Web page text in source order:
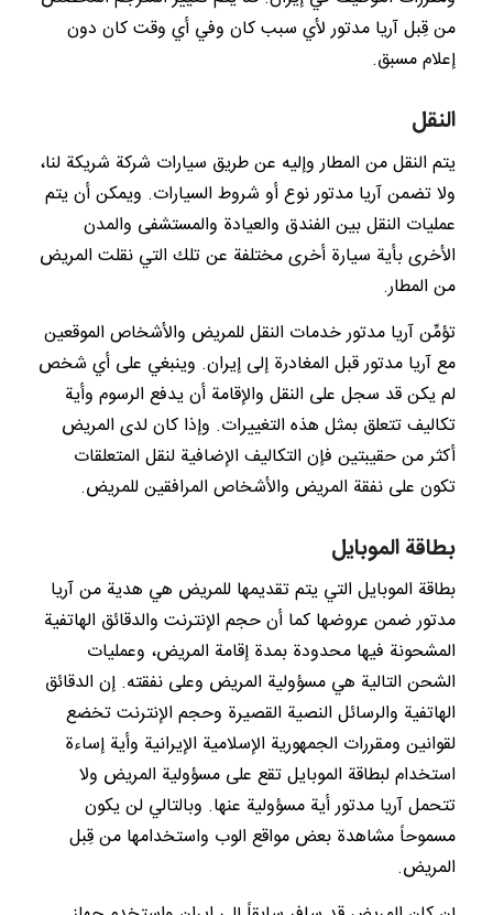
من قِبل آريا مدتور لأي سبب كان وفي أي وقت كان دون
إعلام مسبق.
النقل
يتم النقل من المطار وإليه عن طريق سيارات شركة شريكة لنا،
ولا تضمن آريا مدتور نوع أو شروط السيارات. ويمكن أن يتم
عمليات النقل بين الفندق والعيادة والمستشفى والمدن
الأخرى بأية سيارة أخرى مختلفة عن تلك التي نقلت المريض
من المطار.
تؤمِّن آريا مدتور خدمات النقل للمريض والأشخاص الموقعين
مع آريا مدتور قبل المغادرة إلى إيران. وينبغي على أي شخص
لم يكن قد سجل على النقل والإقامة أن يدفع الرسوم وأية
تكاليف تتعلق بمثل هذه التغييرات. وإذا كان لدى المريض
أكثر من حقيبتين فإن التكاليف الإضافية لنقل المتعلقات
تكون على نفقة المريض والأشخاص المرافقين للمريض.
بطاقة الموبايل
بطاقة الموبايل التي يتم تقديمها للمريض هي هدية من آريا
مدتور ضمن عروضها كما أن حجم الإنترنت والدقائق الهاتفية
المشحونة فيها محدودة بمدة إقامة المريض، وعمليات
الشحن التالية هي مسؤولية المريض وعلى نفقته. إن الدقائق
الهاتفية والرسائل النصية القصيرة وحجم الإنترنت تخضع
لقوانين ومقررات الجمهورية الإسلامية الإيرانية وأية إساءة
استخدام لبطاقة الموبايل تقع على مسؤولية المريض ولا
تتحمل آريا مدتور أية مسؤولية عنها. وبالتالي لن يكون
مسموحاً مشاهدة بعض مواقع الوب واستخدامها من قِبل
المريض.